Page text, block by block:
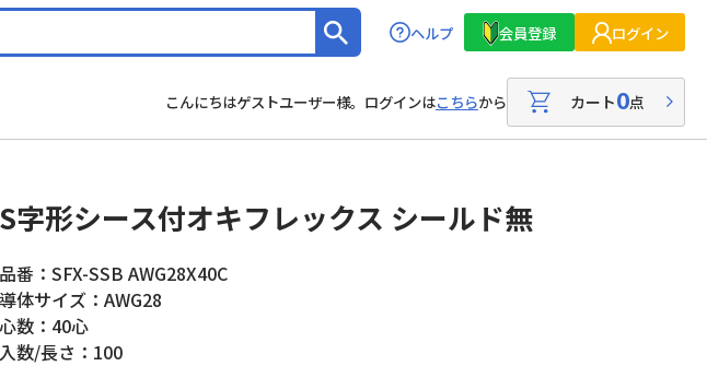
ヘルプ 会員登録 ログイン
こんにちはゲストユーザー様。ログインはこちらから カート0点
S字形シース付オキフレックス シールド無
品番：SFX-SSB AWG28X40C
導体サイズ：AWG28
心数：40心
入数/長さ：100